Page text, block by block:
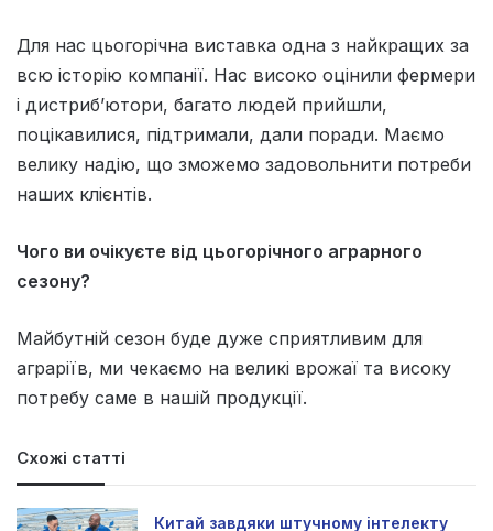
Для нас цьогорічна виставка одна з найкращих за
всю історію компанії. Нас високо оцінили фермери
і дистриб’ютори, багато людей прийшли,
поцікавилися, підтримали, дали поради. Маємо
велику надію, що зможемо задовольнити потреби
наших клієнтів.
Чого ви очікуєте від цьогорічного аграрного
сезону?
Майбутній сезон буде дуже сприятливим для
аграріїв, ми чекаємо на великі врожаї та високу
потребу саме в нашій продукції.
Схожі статті
Китай завдяки штучному інтелекту